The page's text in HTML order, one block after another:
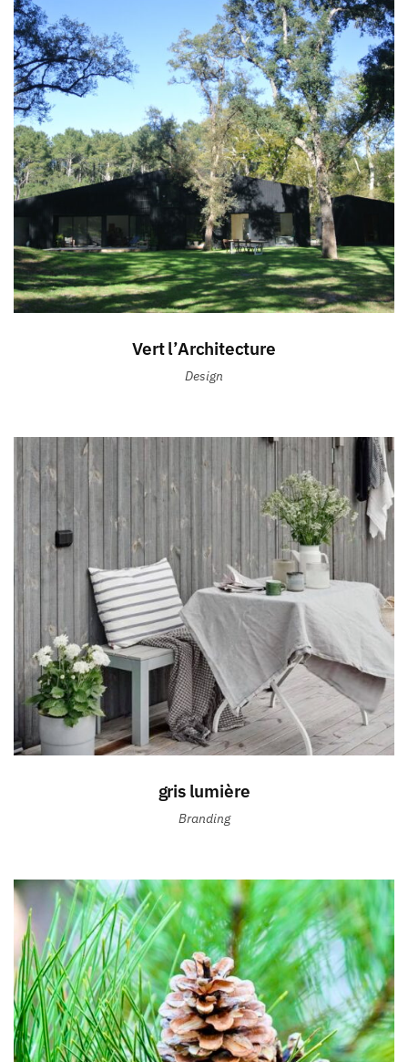
Vert l’Architecture
Design
gris lumière
Branding